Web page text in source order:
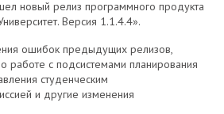
новый релиз программного продукта
Версия 1.1.4.4».
ошибок предыдущих релизов,
работе с подсистемами планирования
студенческим
и другие изменения